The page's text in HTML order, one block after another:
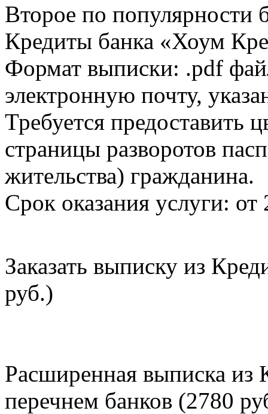
Второе по популярности
Кредиты банка «Хоум
Формат выписки: .pdf
электронную почту,
Требуется предоставить
страницы разворотов
жительства) гражданина.
Срок оказания услуги: от
Заказать выписку из
руб.)
Расширенная выписка из
перечнем банков (2780